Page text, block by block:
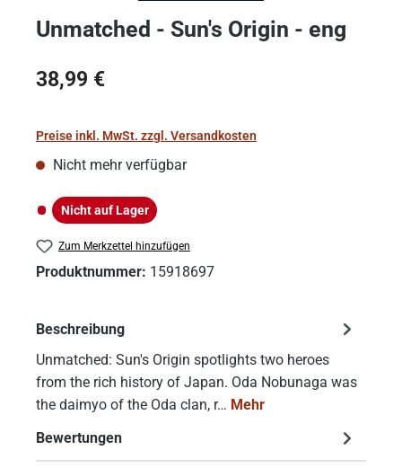
Unmatched - Sun's Origin - eng
Regulärer Preis:
38,99 €
Preise inkl. MwSt. zzgl. Versandkosten
Nicht mehr verfügbar
Nicht auf Lager
Nicht auf Lager
Zum Merkzettel hinzufügen
Produktnummer: 15918697
Beschreibung
Unmatched: Sun's Origin spotlights two heroes
from the rich history of Japan. Oda Nobunaga was
the daimyo of the Oda clan, r… Mehr
Bewertungen